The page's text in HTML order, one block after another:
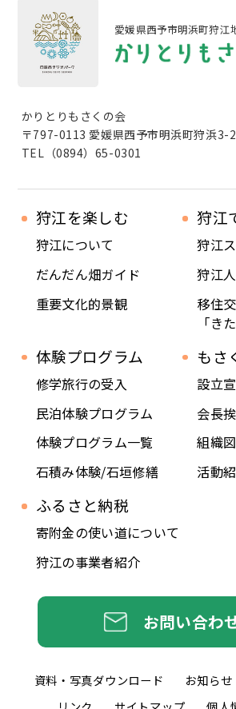
愛媛県西予市明浜町狩江
かりとりもさくの会
〒797-0113 愛媛県西予市明浜町狩浜3-
TEL（0894）65-0301
狩江を楽しむ
狩江について
だんだん畑ガイド
重要文化的景観
狩江
狩江
狩江
移住
「き
体験プログラム
修学旅行の受入
民泊体験プログラム
体験プログラム一覧
石積み体験/石垣修繕
もさ
設立
会長
組織図
活動
ふるさと納税
寄附金の使い道について
狩江の事業者紹介
お問い合わ
資料・写真ダウンロード お知らせ